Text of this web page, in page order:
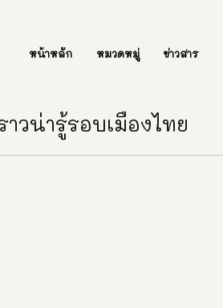
หน้าหลัก หมวดหมู่ ข่าวสาร
วน่ารู้รอบเมืองไทย